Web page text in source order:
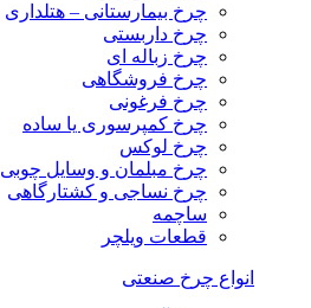
چرخ بیمارستانی – هتلداری
چرخ داربستی
چرخ زباله ای
چرخ فروشگاهی
چرخ فرغونی
چرخ کمپرسوری یا ساده
چرخ لوکس
چرخ مبلمان و وسایل چوبی
چرخ نساجی و کشتارگاهی
ساچمه
قطعات ویلچر
انواع چرخ صنعتی